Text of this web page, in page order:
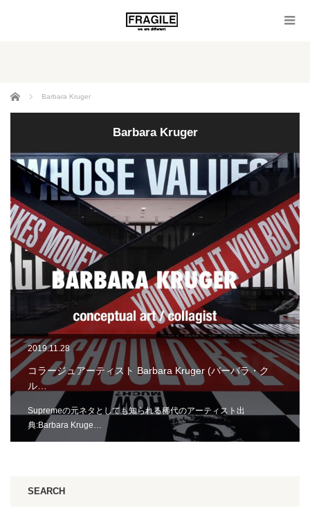
ホーム Barbara Kruger
Barbara Kruger
2019.11.28
コラージュアーティスト Barbara Kruger (バーバラ・ク
ル…
Supremeの元ネタとしても知られる稀代のアーティスト出
典:Barbara Kruge…
SEARCH